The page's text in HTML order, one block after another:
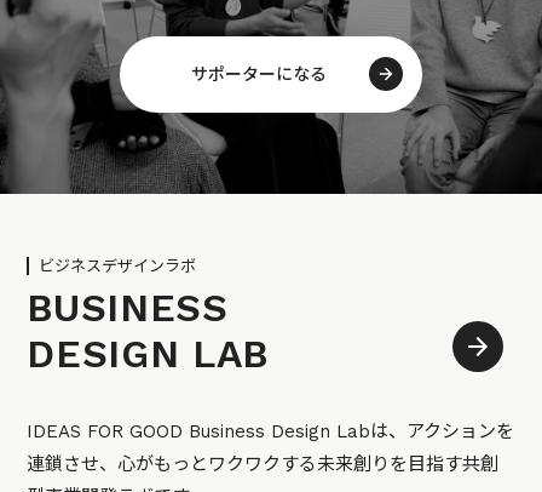
サポーターになる
ビジネスデザインラボ
BUSINESS
DESIGN LAB
IDEAS FOR GOOD Business Design Labは、アクションを
連鎖させ、心がもっとワクワクする未来創りを目指す共創